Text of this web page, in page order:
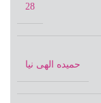
28
حمیده الهی نیا